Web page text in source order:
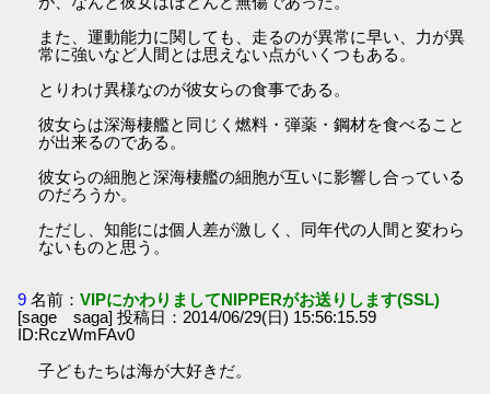
また、運動能力に関しても、走るのが異常に早い、力が異
常に強いなど人間とは思えない点がいくつもある。
とりわけ異様なのが彼女らの食事である。
彼女らは深海棲艦と同じく燃料・弾薬・鋼材を食べること
が出来るのである。
彼女らの細胞と深海棲艦の細胞が互いに影響し合っている
のだろうか。
ただし、知能には個人差が激しく、同年代の人間と変わら
ないものと思う。
9 名前：VIPにかわりましてNIPPERがお送りします(SSL)
[sage saga] 投稿日：2014/06/29(日) 15:56:15.59
ID:RczWmFAv0
子どもたちは海が大好きだ。